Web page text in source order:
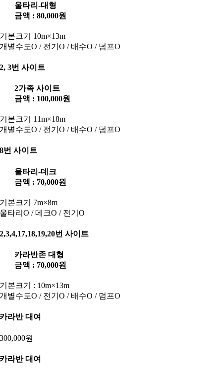
울타리-대형
금액 : 80,000원
기본크기 10m×13m
개별수도O / 전기O / 배수O / 덤프O
2, 3번 사이트
2가족 사이트
금액 : 100,000원
기본크기 11m×18m
개별수도O / 전기O / 배수O / 덤프O
8번 사이트
울타리-데크
금액 : 70,000원
기본크기 7m×8m
울타리O / 데크O / 전기O
2,3,4,17,18,19,20번 사이트
카라반존 대형
금액 : 70,000원
기본크기 : 10m×13m
개별수도O / 전기O / 배수O / 덤프O
카라반 대여
300,000원
카라반 대여